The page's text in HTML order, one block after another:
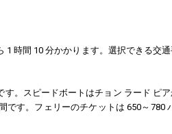
時間 10 分かかります。選択できる交
。スピードボートはチョン ラード ピ
す。フェリーのチケットは 650～780